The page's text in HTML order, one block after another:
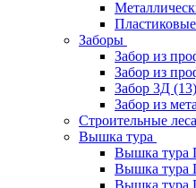
Заборы
Забор из
Забор из
Забор 3Д (13)
Забор из
Строительные леса
Вышка тура
Вышка тура
Вышка тура
Вышка тура